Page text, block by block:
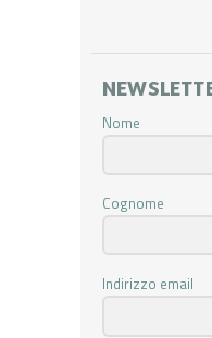
Nome
Cognome
Indirizzo email